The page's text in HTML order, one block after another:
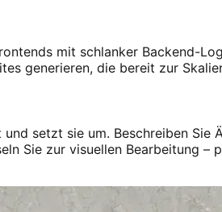
mit schlanker Backend-
generieren, die bereit zur
setzt sie um. Beschreiben
Sie zur visuellen Bearbeitung